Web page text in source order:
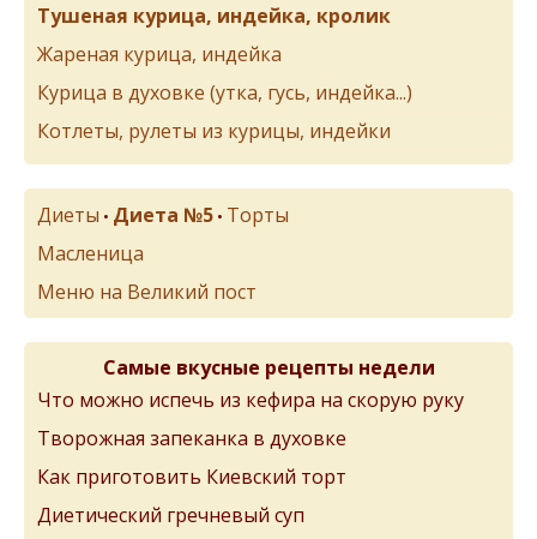
Тушеная курица, индейка, кролик
Жареная курица, индейка
Курица в духовке (утка, гусь, индейка...)
Котлеты, рулеты из курицы, индейки
Диеты • Диета №5 • Торты
Масленица
Меню на Великий пост
Самые вкусные рецепты недели
Что можно испечь из кефира на скорую руку
Творожная запеканка в духовке
Как приготовить Киевский торт
Диетический гречневый суп